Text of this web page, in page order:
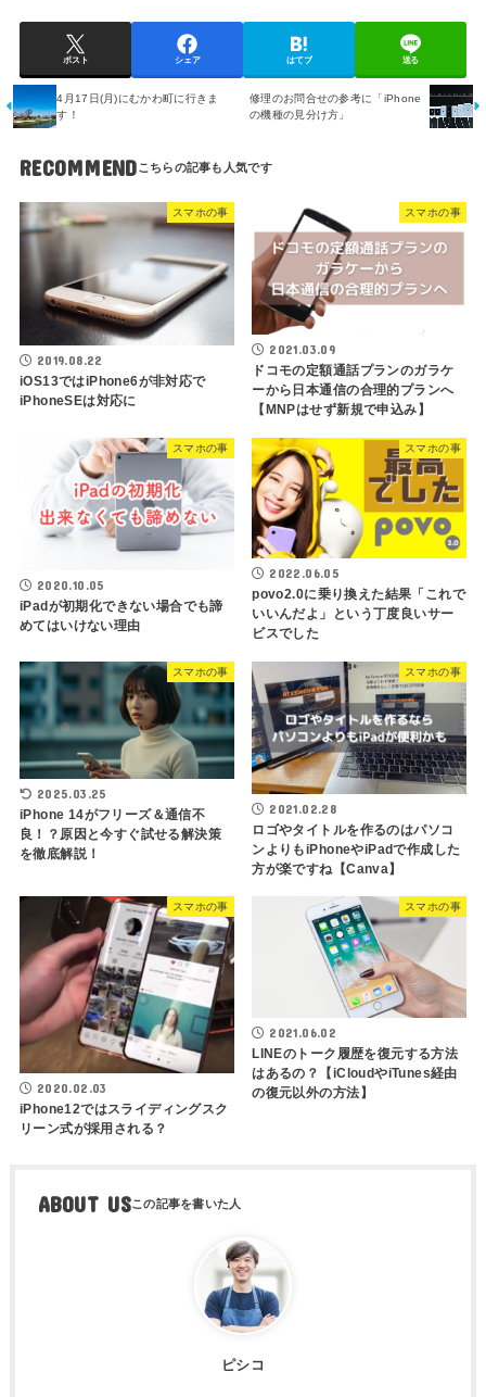
ポスト シェア はてブ 送る
修理のお問合せの参考に「iPhone
の機種の見分け方」
4月17日(月)にむかわ町に行きま
す！
RECOMMEND
スマホの事
2019.08.22
iOS13ではiPhone6が非対応で
iPhoneSEは対応に
スマホの事
2021.03.09
ドコモの定額通話プランのガラケ
ーから日本通信の合理的プランへ
【MNPはせず新規で申込み】
スマホの事
2020.10.05
iPadが初期化できない場合でも諦
めてはいけない理由
スマホの事
2022.06.05
povo2.0に乗り換えた結果「これで
いいんだよ」という丁度良いサー
ビスでした
スマホの事
2025.03.25
iPhone 14がフリーズ＆通信不
良！？原因と今すぐ試せる解決策
を徹底解説！
スマホの事
2021.02.28
ロゴやタイトルを作るのはパソコ
ンよりもiPhoneやiPadで作成した
方が楽ですね【Canva】
スマホの事
2020.02.03
iPhone12ではスライディングスク
リーン式が採用される？
スマホの事
2021.06.02
LINEのトーク履歴を復元する方法
はあるの？【iCloudやiTunes経由
の復元以外の方法】
ABOUT US
ピシコ